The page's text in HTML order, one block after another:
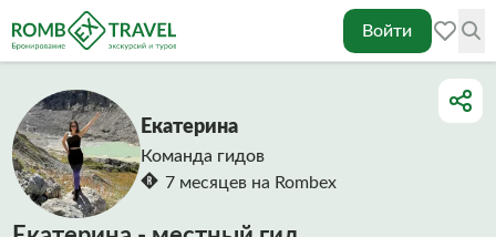
Войти
Екатерина
Команда гидов
7 месяцев на Rombex